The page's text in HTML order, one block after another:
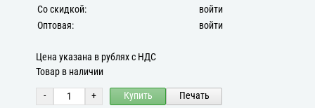
Со скидкой:
войти
Оптовая:
войти
Цена указана в рублях с НДС
Товар в наличии
- + Купить Печать